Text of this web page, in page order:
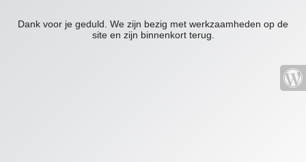
Dank voor je geduld. We zijn bezig met werkzaamheden op de
site en zijn binnenkort terug.